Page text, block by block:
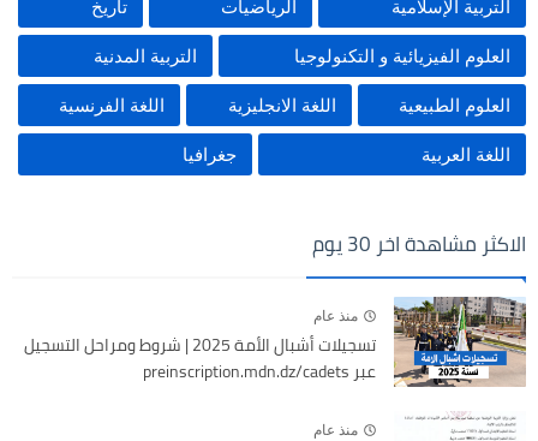
التربية الإسلامية الرياضيات تاريخ
العلوم الفيزيائية و التكنولوجيا التربية المدنية
العلوم الطبيعية اللغة الانجليزية اللغة الفرنسية
اللغة العربية جغرافيا
الاكثر مشاهدة اخر 30 يوم
منذ عام
تسجيلات أشبال الأمة 2025 | شروط ومراحل التسجيل
عبر preinscription.mdn.dz/cadets
منذ عام